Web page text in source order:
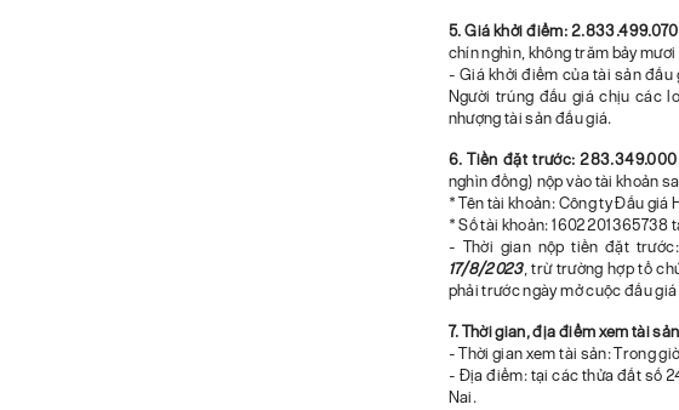
5. Giá khởi điểm:
chín nghìn, không trăm bảy
- Giá khởi điểm của tài sản đấu
Người trúng đấu giá chịu các
nhượng tài sản đấu giá.
6. Tiền đặt trước:
nghìn đồng) nộp vào tài khoản
* Tên tài khoản: Công ty Đấu giá
* Số tài khoản: 1602201365738
- Thời gian nộp tiền đặt
17/8/2023, trừ trường hợp tổ
phải trước ngày mở cuộc đấu
7. Thời gian, địa điểm xem tài
- Thời gian xem tài sản: Trong
- Địa điểm: tại các thửa đất số
Nai.